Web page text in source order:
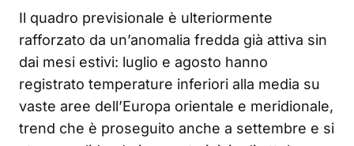
Il quadro previsionale è ulteriormente
rafforzato da un’anomalia fredda già attiva sin
dai mesi estivi: luglio e agosto hanno
registrato temperature inferiori alla media su
vaste aree dell’Europa orientale e meridionale,
trend che è proseguito anche a settembre e si